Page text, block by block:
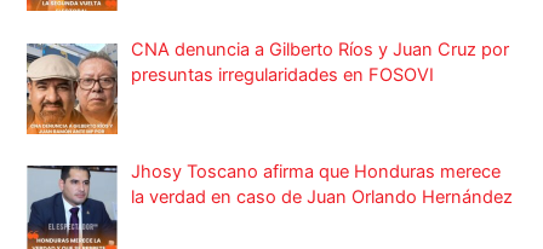
CNA denuncia a Gilberto Ríos y Juan Cruz por
presuntas irregularidades en FOSOVI
Jhosy Toscano afirma que Honduras merece
la verdad en caso de Juan Orlando Hernández